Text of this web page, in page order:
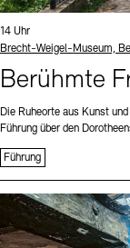
Uhrzeit:
14 Uhr
Standort
Brecht-Weigel-Museum,
Berühmte
Die Ruheorte aus Kunst
Führung über den
Führung